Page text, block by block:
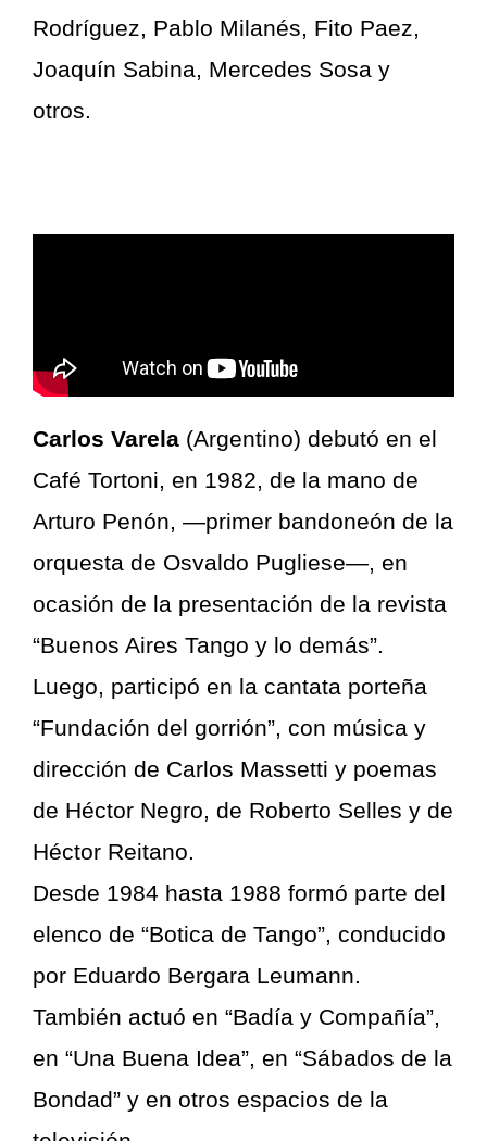
Rodríguez, Pablo Milanés, Fito Paez,
Joaquín Sabina, Mercedes Sosa y
otros.
Carlos Varela (Argentino) debutó en el
Café Tortoni, en 1982, de la mano de
Arturo Penón, —primer bandoneón de la
orquesta de Osvaldo Pugliese—, en
ocasión de la presentación de la revista
“Buenos Aires Tango y lo demás”.
Luego, participó en la cantata porteña
“Fundación del gorrión”, con música y
dirección de Carlos Massetti y poemas
de Héctor Negro, de Roberto Selles y de
Héctor Reitano.
Desde 1984 hasta 1988 formó parte del
elenco de “Botica de Tango”, conducido
por Eduardo Bergara Leumann.
También actuó en “Badía y Compañía”,
en “Una Buena Idea”, en “Sábados de la
Bondad” y en otros espacios de la